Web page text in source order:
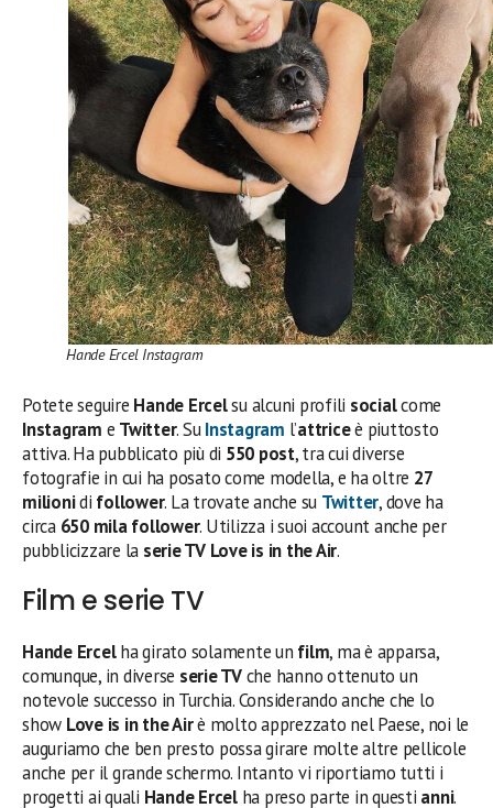
Hande Ercel Instagram
Potete seguire Hande Ercelsu alcuni profili socialcome
Instagram e Twitter. SuInstagram l’attriceè piuttosto
attiva. Ha pubblicato più di 550 post, tra cui diverse
fotografie in cui ha posato come modella, e ha oltre 27
milionidi follower. La trovate anche su Twitter, dove ha
circa 650 mila follower. Utilizza i suoi account anche per
pubblicizzare la serie TV Love is in the Air.
Film e serie TV
Hande Ercelha girato solamente un film, ma è apparsa,
comunque, in diverse serie TVche hanno ottenuto un
notevole successo in Turchia. Considerando anche che lo
show Love is in the Airè molto apprezzato nel Paese, noi le
auguriamo che ben presto possa girare molte altre pellicole
anche per il grande schermo. Intanto vi riportiamo tutti i
progetti ai quali Hande Ercelha preso parte in questi anni.